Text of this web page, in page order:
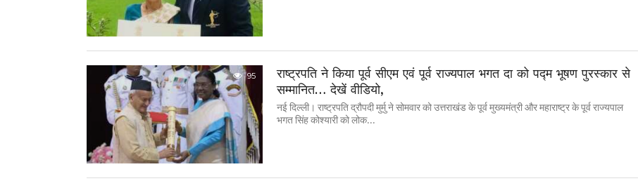
95
राष्ट्रपति ने किया पूर्व सीएम एवं पूर्व राज्यपाल भगत दा को पद्म भूषण पुरस्कार से
सम्मानित… देखें वीडियो,
नई दिल्ली। राष्ट्रपति द्रौपदी मुर्मु ने सोमवार को उत्तराखंड के पूर्व मुख्यमंत्री और महाराष्ट्र के पूर्व राज्यपाल
भगत सिंह कोश्यारी को लोक...